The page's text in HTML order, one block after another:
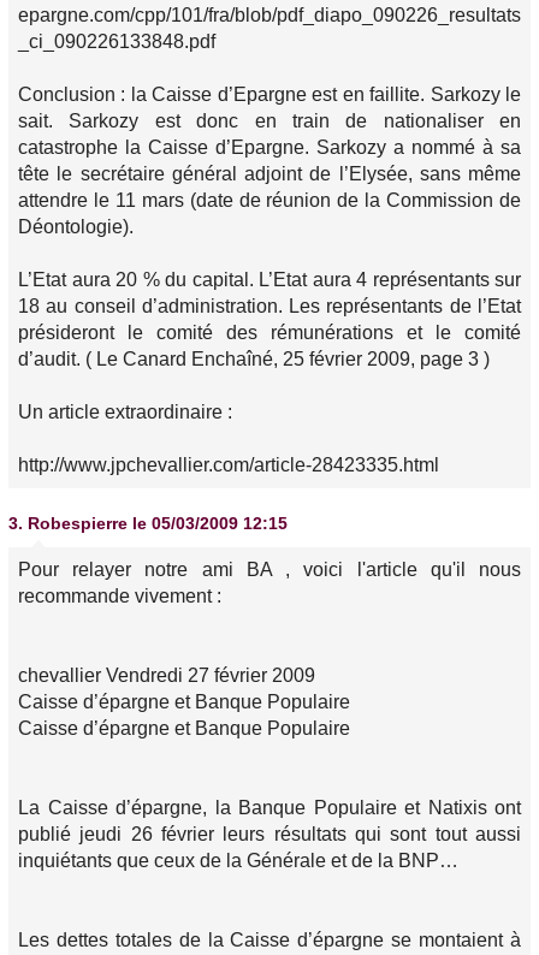
epargne.com/cpp/101/fra/blob/pdf_diapo_090226_resultats
_ci_090226133848.pdf
Conclusion : la Caisse d’Epargne est en faillite. Sarkozy le
sait. Sarkozy est donc en train de nationaliser en
catastrophe la Caisse d’Epargne. Sarkozy a nommé à sa
tête le secrétaire général adjoint de l’Elysée, sans même
attendre le 11 mars (date de réunion de la Commission de
Déontologie).
L’Etat aura 20 % du capital. L’Etat aura 4 représentants sur
18 au conseil d’administration. Les représentants de l’Etat
présideront le comité des rémunérations et le comité
d’audit. ( Le Canard Enchaîné, 25 février 2009, page 3 )
Un article extraordinaire :
http://www.jpchevallier.com/article-28423335.html
3. Robespierre le 05/03/2009 12:15
Pour relayer notre ami BA , voici l'article qu'il nous
recommande vivement :
chevallier Vendredi 27 février 2009
Caisse d’épargne et Banque Populaire
Caisse d’épargne et Banque Populaire
La Caisse d’épargne, la Banque Populaire et Natixis ont
publié jeudi 26 février leurs résultats qui sont tout aussi
inquiétants que ceux de la Générale et de la BNP…
Les dettes totales de la Caisse d’épargne se montaient à